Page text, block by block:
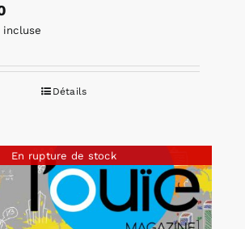
incluse
Détails
En rupture de stock